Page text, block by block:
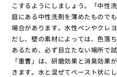
こするようにしましょう。「中性
庭にある中性洗剤を薄めたもので
場合があります。水性ペンやクレ
だし、壁の素材によっては、色落
あるため、必ず目立たない場所で
「重曹」は、研磨効果と消臭効果
きます。水と混ぜてペースト状に